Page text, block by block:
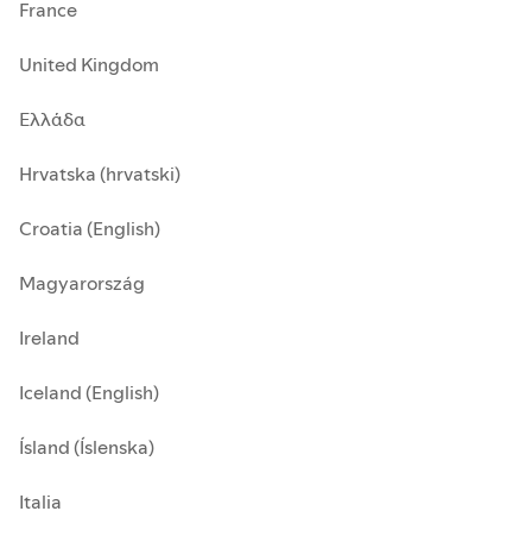
France
United Kingdom
Ελλάδα
Hrvatska (hrvatski)
Croatia (English)
Magyarország
Ireland
Iceland (English)
Ísland (Íslenska)
Italia